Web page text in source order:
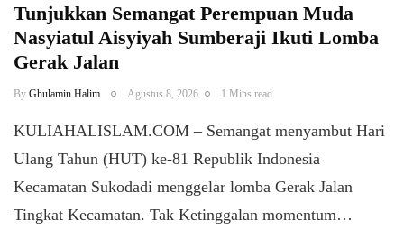
Tunjukkan Semangat Perempuan Muda
Nasyiatul Aisyiyah Sumberaji Ikuti Lomba
Gerak Jalan
By Ghulamin Halim Agustus 8, 2026 1 Mins read
KULIAHALISLAM.COM – Semangat menyambut Hari
Ulang Tahun (HUT) ke-81 Republik Indonesia
Kecamatan Sukodadi menggelar lomba Gerak Jalan
Tingkat Kecamatan. Tak Ketinggalan momentum…